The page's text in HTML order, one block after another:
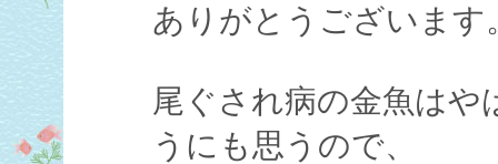
ありがとうございます
尾ぐされ病の金魚は
うにも思うので、